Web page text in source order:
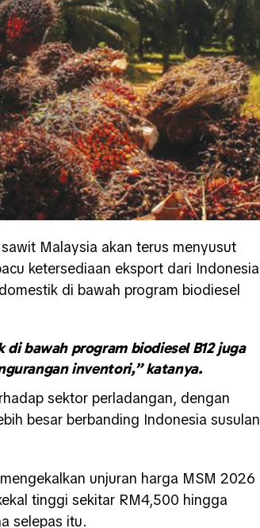
Malaysia akan terus menyusut
ketersediaan eksport dari Indonesia
di bawah program biodiesel
bawah program biodiesel B12 juga
inventori,” katanya.
sektor perladangan, dengan
besar berbanding Indonesia susulan
unjuran harga MSM 2026
tinggi sekitar RM4,500 hingga
selepas itu.